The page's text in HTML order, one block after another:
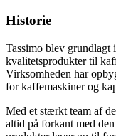
Historie
Tassimo blev grundlagt
kvalitetsprodukter til
Virksomheden har
for kaffemaskiner og
Med et stærkt team af
altid på forkant med